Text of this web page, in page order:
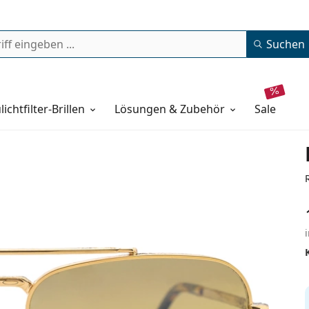
Suchen
Brillen Lösungen & Zubehör sale